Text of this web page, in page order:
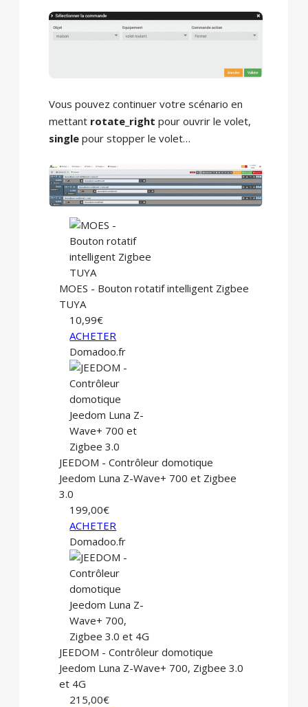
Vous pouvez continuer votre scénario en
mettant rotate_right pour ouvrir le volet,
singlepour stopper le volet…
MOES - Bouton rotatif intelligent Zigbee
TUYA
10,99€
ACHETER
Domadoo.fr
JEEDOM - Contrôleur domotique
Jeedom Luna Z-Wave+ 700 et Zigbee
3.0
199,00€
ACHETER
Domadoo.fr
JEEDOM - Contrôleur domotique
Jeedom Luna Z-Wave+ 700, Zigbee 3.0
et 4G
215,00€